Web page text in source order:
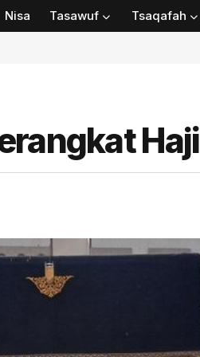
Nisa Tasawuf Tsaqafah
Haji